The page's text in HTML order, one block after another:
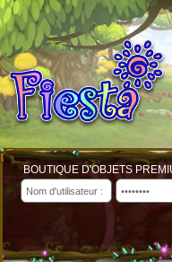
BOUTIQUE D'OBJETS